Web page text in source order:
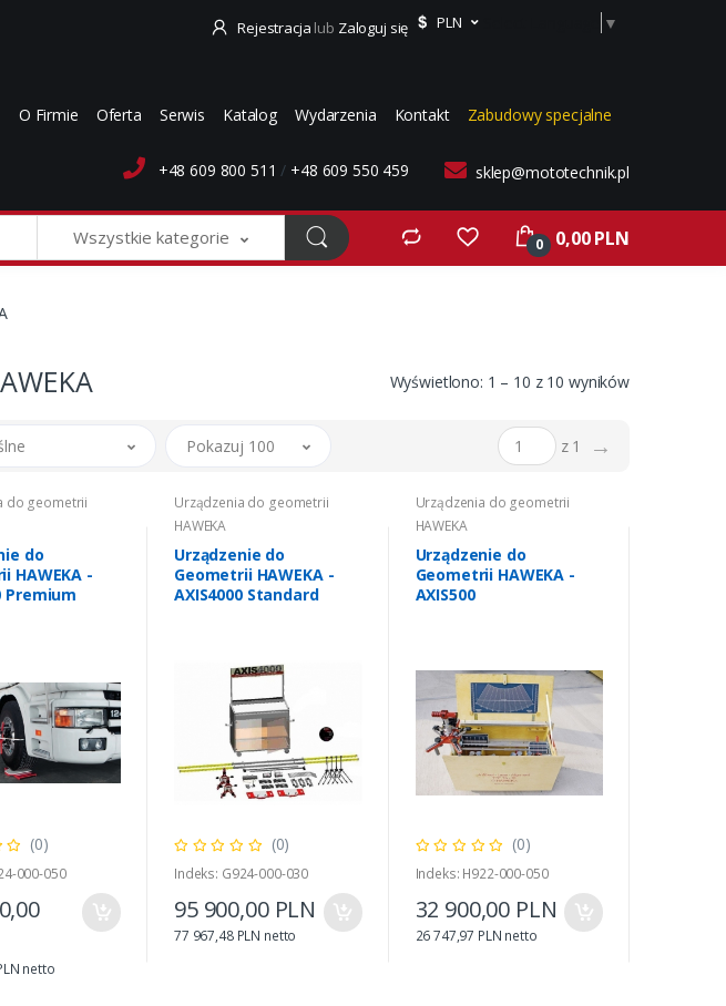
Rejestracja lub Zaloguj się PLN ▼
O Firmie Oferta Serwis Katalog Wydarzenia Kontakt Zabudowy specjalne
+48 609 800 511 / +48 609 550 459 sklep@mototechnik.pl
Wszystkie kategorie 0 0,00 PLN
Wyświetlono: 1 – 10 z 10 wyników
Pokazuj 100 z 1 →
do geometrii
do
HAWEKA -
Premium
(0)
000-050
netto
Urządzenia do geometrii
HAWEKA
Urządzenie do
Geometrii HAWEKA -
AXIS4000 Standard
(0)
Indeks: G924-000-030
95 900,00 PLN
77 967,48 PLN netto
Urządzenia do geometrii
HAWEKA
Urządzenie do
Geometrii HAWEKA -
AXIS500
(0)
Indeks: H922-000-050
32 900,00 PLN
26 747,97 PLN netto